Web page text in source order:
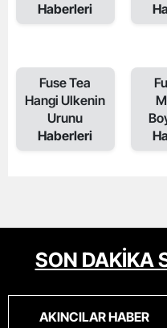
Haberleri
Fuse Tea
Hangi Ulkenin
Urunu
Haberleri
SON DAKİKA
AKINCILAR HABER